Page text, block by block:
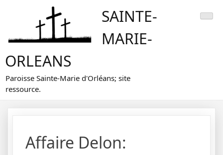
SAINTE-
MARIE-
ORLEANS
Paroisse Sainte-Marie d'Orléans; site
ressource.
Affaire Delon: